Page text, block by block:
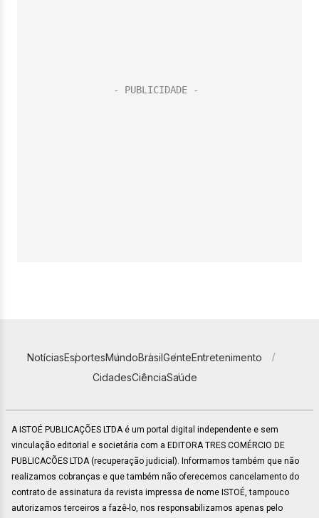
NotíciasEsportesMundoBrasilGenteEntretenimento
CidadesCiênciaSaúde
A ISTOÉ PUBLICAÇÕES LTDA é um portal digital independente e sem
vinculação editorial e societária com a EDITORA TRES COMÉRCIO DE
PUBLICACÕES LTDA (recuperação judicial). Informamos também que não
realizamos cobranças e que também não oferecemos cancelamento do
contrato de assinatura da revista impressa de nome ISTOÉ, tampouco
autorizamos terceiros a fazê-lo, nos responsabilizamos apenas pelo